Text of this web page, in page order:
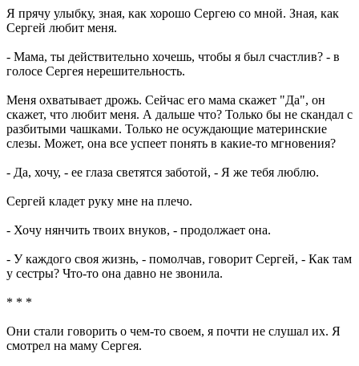
Я прячу улыбку, зная, как хорошо Сергею со мной. Зная, как
Сергей любит меня.
- Мама, ты действительно хочешь, чтобы я был счастлив? - в
голосе Сергея нерешительность.
Меня охватывает дрожь. Сейчас его мама скажет "Да", он
скажет, что любит меня. А дальше что? Только бы не скандал с
разбитыми чашками. Только не осуждающие материнские
слезы. Может, она все успеет понять в какие-то мгновения?
- Да, хочу, - ее глаза светятся заботой, - Я же тебя люблю.
Сергей кладет руку мне на плечо.
- Хочу нянчить твоих внуков, - продолжает она.
- У каждого своя жизнь, - помолчав, говорит Сергей, - Как там
у сестры? Что-то она давно не звонила.
* * *
Они стали говорить о чем-то своем, я почти не слушал их. Я
смотрел на маму Сергея.